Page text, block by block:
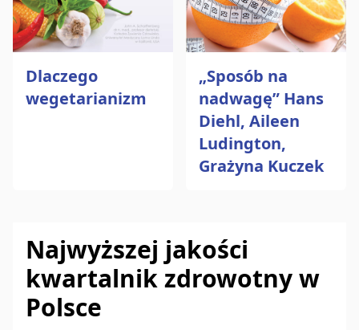
Dlaczego
wegetarianizm
„Sposób na
nadwagę” Hans
Diehl, Aileen
Ludington,
Grażyna Kuczek
Najwyższej jakości
kwartalnik zdrowotny w
Polsce